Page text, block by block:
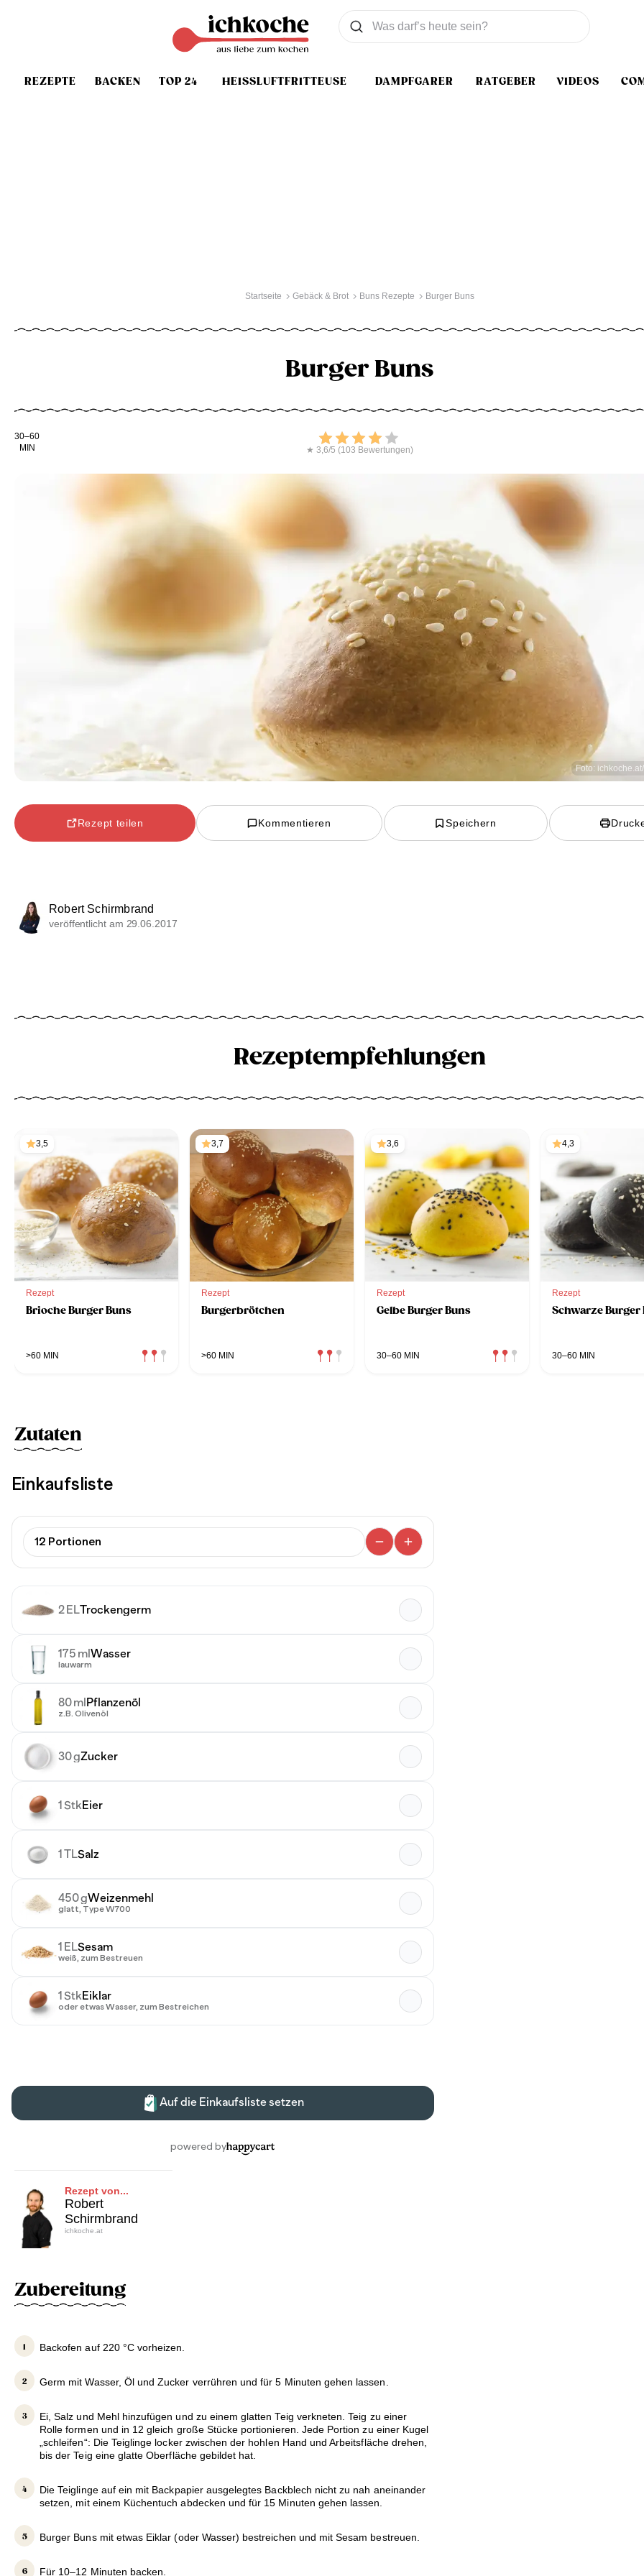
REZEPTE BACKEN TOP 24 HEISSLUFTFRITTEUSE DAMPFGARER RATGEBER VIDEOS
Was wollen Sie suchen
Suchen
Startseite Gebäck & Brot Buns Rezepte Burger Buns
Burger Buns
Kochdauer
30–60
MIN
Bewerten
★ 3,6/5 (103 Bewertungen)
Foto:
Rezept teilen Kommentieren Speichern
Robert Schirmbrand
veröffentlicht am 29.06.2017
Rezeptempfehlungen
3,5
Rezept
Brioche Burger Buns
>60 MIN
3,7
Rezept
Burgerbrötchen
>60 MIN
3,6
Rezept
Gelbe Burger Buns
30–60 MIN
4,3
Rezept
Schwarze Burger
30–60 MIN
Zutaten
Rezept von...
Robert
Schirmbrand
ichkoche.at
Zubereitung
Backofen auf 220 °C vorheizen.
Germ mit Wasser, Öl und Zucker verrühren und für 5 Minuten gehen lassen.
Ei, Salz und Mehl hinzufügen und zu einem glatten Teig verkneten. Teig zu einer
Rolle formen und in 12 gleich große Stücke portionieren. Jede Portion zu einer Kugel
„schleifen“: Die Teiglinge locker zwischen der hohlen Hand und Arbeitsfläche drehen,
bis der Teig eine glatte Oberfläche gebildet hat.
Die Teiglinge auf ein mit Backpapier ausgelegtes Backblech nicht zu nah aneinander
setzen, mit einem Küchentuch abdecken und für 15 Minuten gehen lassen.
Burger Buns mit etwas Eiklar (oder Wasser) bestreichen und mit Sesam bestreuen.
Für 10–12 Minuten backen.